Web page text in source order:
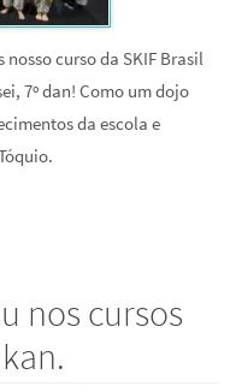
curso da SKIF Brasil
7º dan! Como um dojo
da escola e
nos cursos